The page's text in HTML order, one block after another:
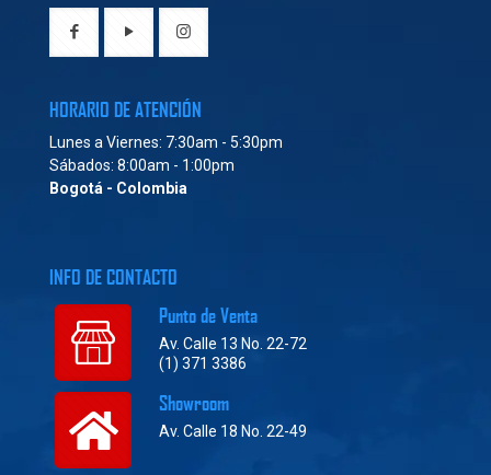
HORARIO DE ATENCIÓN
Lunes a Viernes: 7:30am - 5:30pm
Sábados: 8:00am - 1:00pm
Bogotá - Colombia
INFO DE CONTACTO
Punto de Venta
Av. Calle 13 No. 22-72
(1) 371 3386
Showroom
Av. Calle 18 No. 22-49